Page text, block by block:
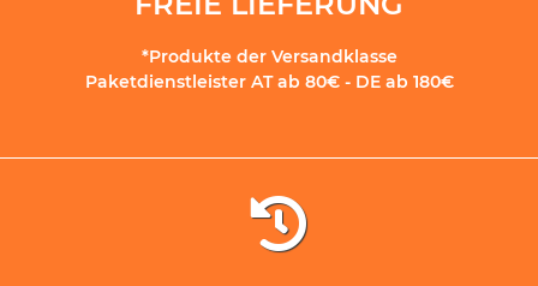
*Produkte der Versandklasse
Paketdienstleister AT ab 80€ - DE ab 180€